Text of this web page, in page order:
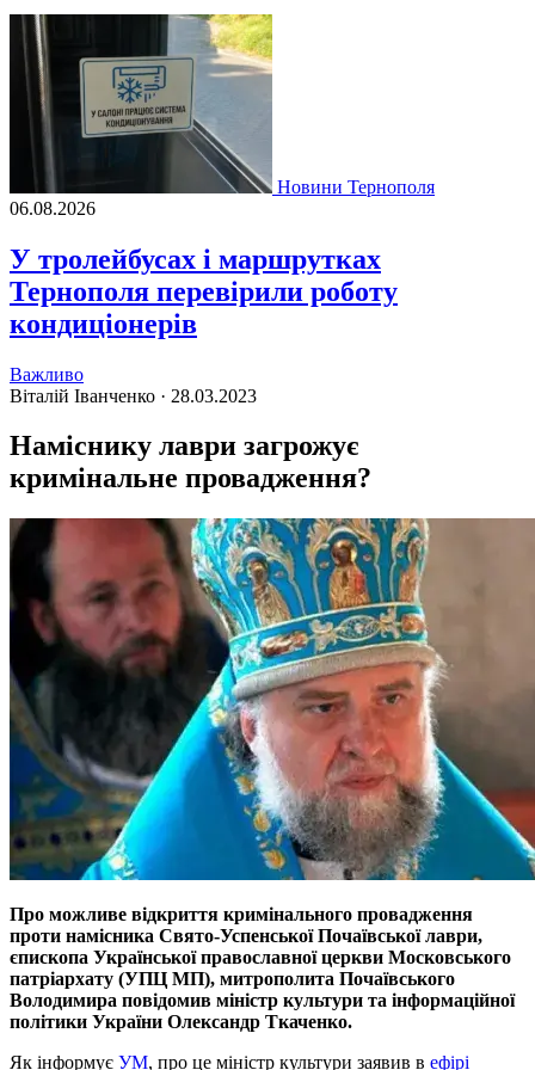
Новини Тернополя
06.08.2026
У тролейбусах і маршрутках
Тернополя перевірили роботу
кондиціонерів
Важливо
Віталій Іванченко · 28.03.2023
Наміснику лаври загрожує
кримінальне провадження?
Про можливе вiдкриття кримiнального провадження
проти намiсника Свято-Успенської Почаївської лаври,
єпископа Української православної церкви Московського
патрiархату (УПЦ МП), митрополита Почаївського
Володимира повiдомив мiнiстр культури та iнформацiйної
полiтики України Олександр Ткаченко.
Як iнформує УМ, про це мiнiстр культури заявив в ефiрi